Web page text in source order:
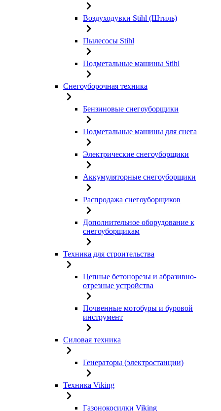
Воздуходувки Stihl (Штиль)
Пылесосы Stihl
Подметальные машины Stihl
Снегоуборочная техника
Бензиновые снегоуборщики
Подметальные машины для снега
Электрические снегоуборщики
Аккумуляторные снегоуборщики
Распродажа снегоуборщиков
Дополнительное оборудование к
снегоуборщикам
Техника для строительства
Цепные бетонорезы и абразивно-
отрезные устройства
Почвенные мотобуры и буровой
инструмент
Силовая техника
Генераторы (электростанции)
Техника Viking
Газонокосилки Viking